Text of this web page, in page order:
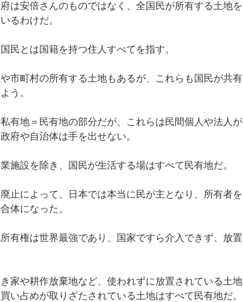
は安倍さんのものではなく、全国民が所有する土地を
るわけだ。
民とは国籍を持つ住人すべてを指す。
市町村の所有する土地もあるが、これらも国民が共有
う。
有地＝民有地の部分だが、これらは民間個人や法人が
府や自治体は手を出せない。
施設を除き、国民が生活する場はすべて民有地だ。
止によって、日本では本当に民が主となり、所有者を
体になった。
有権は世界最強であり、国家ですら介入できず、放置
家や耕作放棄地など、使われずに放置されている土地
い占めが取りざたされている土地はすべて民有地だ。